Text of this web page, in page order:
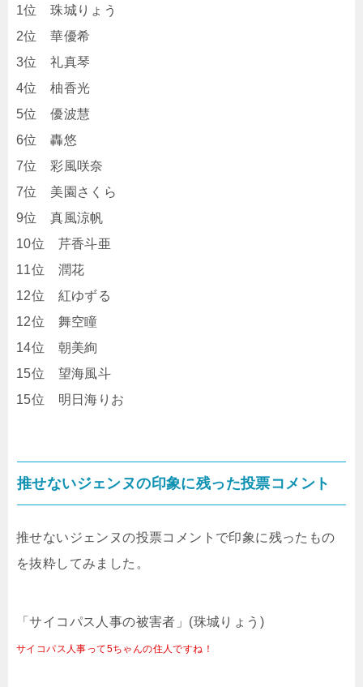
1位 珠城りょう
2位 華優希
3位 礼真琴
4位 柚香光
5位 優波慧
6位 轟悠
7位 彩風咲奈
7位 美園さくら
9位 真風涼帆
10位 芹香斗亜
11位 潤花
12位 紅ゆずる
12位 舞空瞳
14位 朝美絢
15位 望海風斗
15位 明日海りお
推せないジェンヌの印象に残った投票コメント
推せないジェンヌの投票コメントで印象に残ったもの
を抜粋してみました。
「サイコパス人事の被害者」(珠城りょう)
サイコパス人事って5ちゃんの住人ですね！